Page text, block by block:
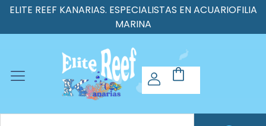
ELITE REEF KANARIAS. ESPECIALISTAS EN ACUARIOFILIA
MARINA